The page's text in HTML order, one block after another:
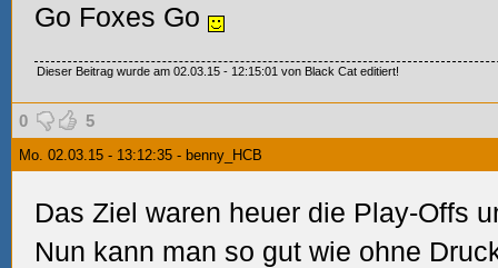
Go Foxes Go
Dieser Beitrag wurde am 02.03.15 - 12:15:01 von Black Cat editiert!
0 5
Mo. 02.03.15 - 13:12:35 - benny_HCB
Das Ziel waren heuer die Play-Offs
Nun kann man so gut wie ohne